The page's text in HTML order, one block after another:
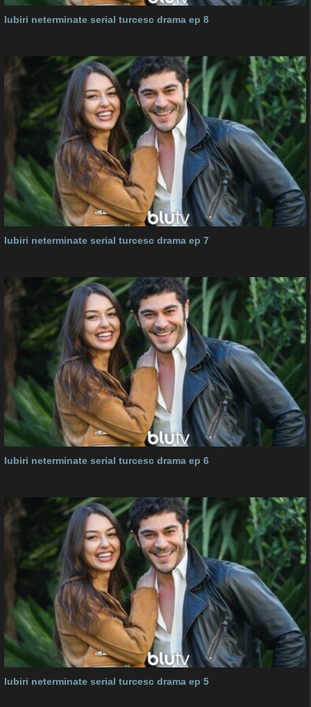
Iubiri neterminate serial turcesc drama ep 8
Iubiri neterminate serial turcesc drama ep 7
Iubiri neterminate serial turcesc drama ep 6
Iubiri neterminate serial turcesc drama ep 5